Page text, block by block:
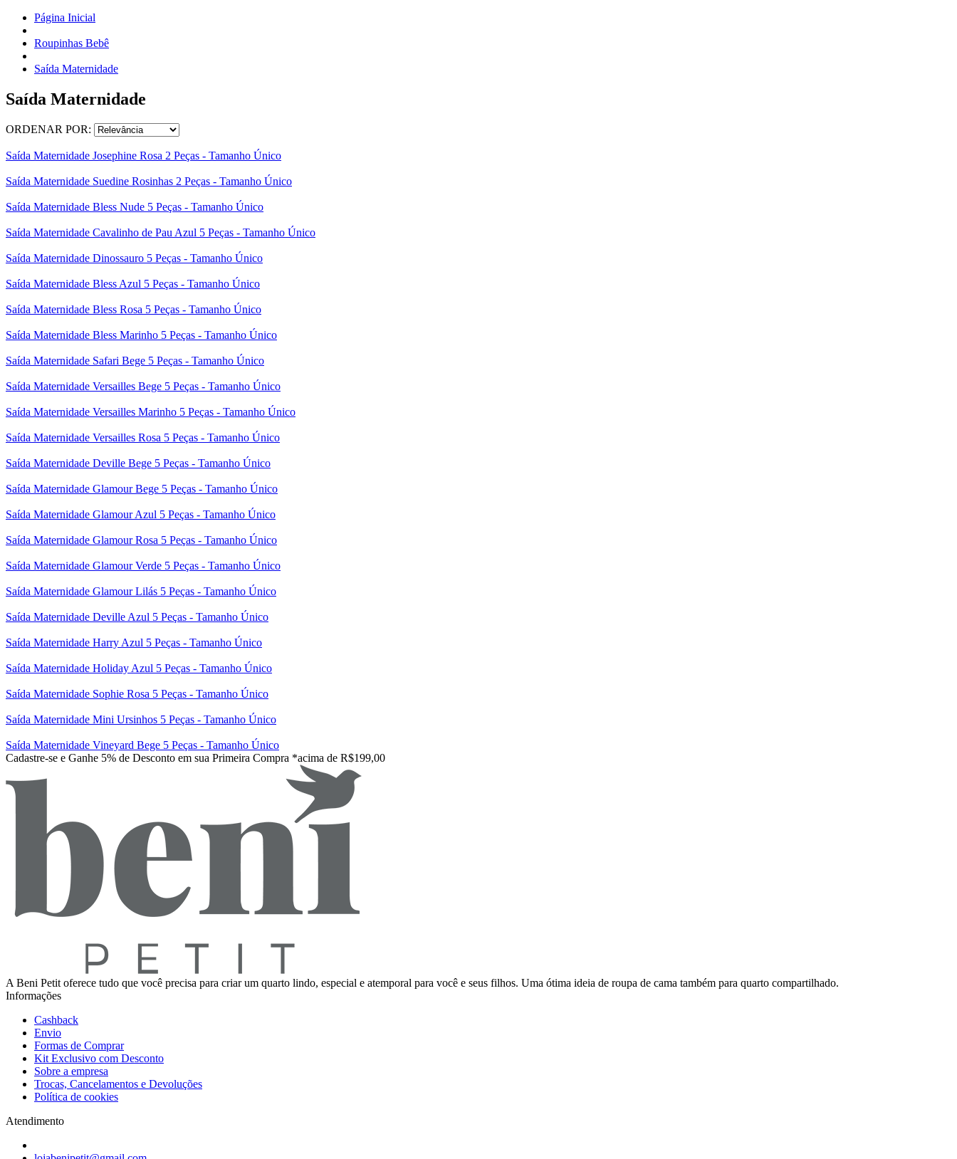
Página Inicial
Roupinhas Bebê
Saída Maternidade
Saída Maternidade
ORDENAR POR:
Saída Maternidade Josephine Rosa 2 Peças - Tamanho Único
Saída Maternidade Suedine Rosinhas 2 Peças - Tamanho Único
Saída Maternidade Bless Nude 5 Peças - Tamanho Único
Saída Maternidade Cavalinho de Pau Azul 5 Peças - Tamanho Único
Saída Maternidade Dinossauro 5 Peças - Tamanho Único
Saída Maternidade Bless Azul 5 Peças - Tamanho Único
Saída Maternidade Bless Rosa 5 Peças - Tamanho Único
Saída Maternidade Bless Marinho 5 Peças - Tamanho Único
Saída Maternidade Safari Bege 5 Peças - Tamanho Único
Saída Maternidade Versailles Bege 5 Peças - Tamanho Único
Saída Maternidade Versailles Marinho 5 Peças - Tamanho Único
Saída Maternidade Versailles Rosa 5 Peças - Tamanho Único
Saída Maternidade Deville Bege 5 Peças - Tamanho Único
Saída Maternidade Glamour Bege 5 Peças - Tamanho Único
Saída Maternidade Glamour Azul 5 Peças - Tamanho Único
Saída Maternidade Glamour Rosa 5 Peças - Tamanho Único
Saída Maternidade Glamour Verde 5 Peças - Tamanho Único
Saída Maternidade Glamour Lilás 5 Peças - Tamanho Único
Saída Maternidade Deville Azul 5 Peças - Tamanho Único
Saída Maternidade Harry Azul 5 Peças - Tamanho Único
Saída Maternidade Holiday Azul 5 Peças - Tamanho Único
Saída Maternidade Sophie Rosa 5 Peças - Tamanho Único
Saída Maternidade Mini Ursinhos 5 Peças - Tamanho Único
Saída Maternidade Vineyard Bege 5 Peças - Tamanho Único
Cadastre-se e Ganhe 5% de Desconto em sua Primeira Compra *acima de R$199,00
A Beni Petit oferece tudo que você precisa para criar um quarto lindo, especial e atemporal para você e seus filhos. Uma ótima ideia de roupa de cama também para quarto compartilhado.
Informações
Cashback
Envio
Formas de Comprar
Kit Exclusivo com Desconto
Sobre a empresa
Trocas, Cancelamentos e Devoluções
Política de cookies
Atendimento